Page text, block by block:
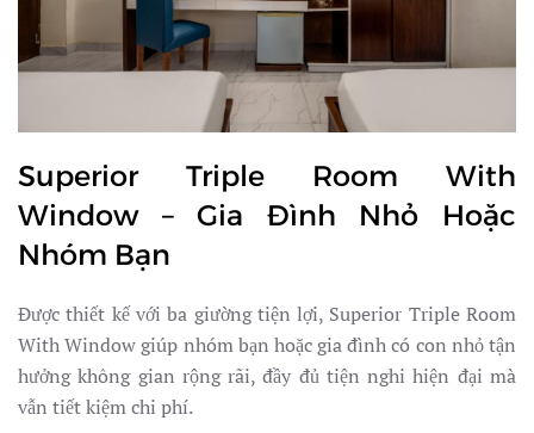
Superior Triple Room With
Window – Gia Đình Nhỏ Hoặc
Nhóm Bạn
Được thiết kế với ba giường tiện lợi, Superior Triple Room
With Window giúp nhóm bạn hoặc gia đình có con nhỏ tận
hưởng không gian rộng rãi, đầy đủ tiện nghi hiện đại mà
vẫn tiết kiệm chi phí.